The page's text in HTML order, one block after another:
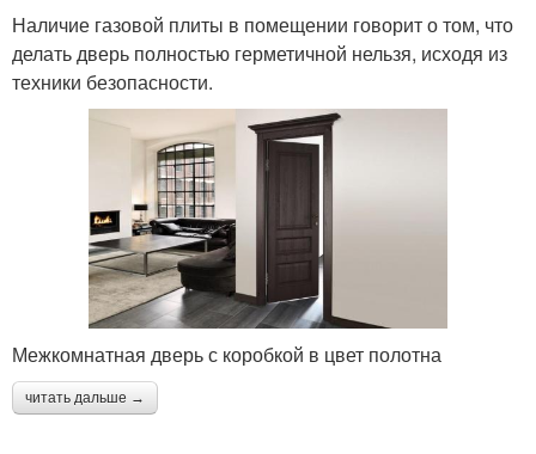
Наличие газовой плиты в помещении говорит о том, что
делать дверь полностью герметичной нельзя, исходя из
техники безопасности.
Межкомнатная дверь с коробкой в цвет полотна
читать дальше →